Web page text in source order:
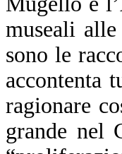
museali
sono le
accontenta
ragionare
grande nel